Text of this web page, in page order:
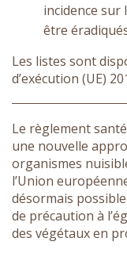
incidence sur
être
Les listes sont
d’exécution (UE)
Le règlement
une nouvelle
organismes
l’Union
désormais
de précaution à
des végétaux en